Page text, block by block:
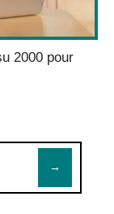
2000 pour